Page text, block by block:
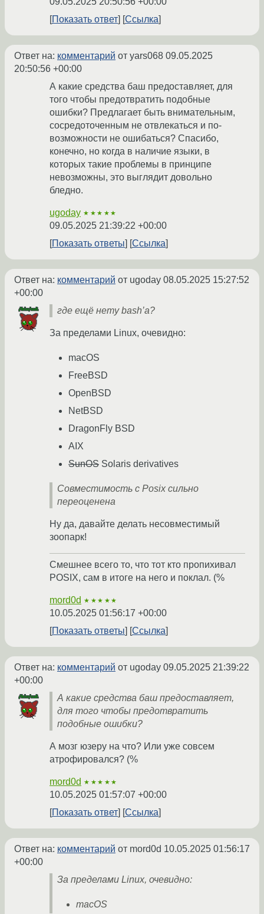
Показать ответ
Ссылка
Ответ на: комментарий от yars068 09.05.2025
20:50:56 +00:00
А какие средства баш предоставляет, для
того чтобы предотвратить подобные
ошибки? Предлагает быть внимательным,
сосредоточенным не отвлекаться и по-
возможности не ошибаться? Спасибо,
конечно, но когда в наличие языки, в
которых такие проблемы в принципе
невозможны, это выглядит довольно
бледно.
ugoday ★★★★★
09.05.2025 21:39:22 +00:00
Показать ответы
Ссылка
Ответ на: комментарий от ugoday 08.05.2025 15:27:52
+00:00
где ещё нету bash’а?
За пределами Linux, очевидно:
macOS
FreeBSD
OpenBSD
NetBSD
DragonFly BSD
AIX
SunOS Solaris derivatives
Совместимость с Posix сильно
переоценена
Ну да, давайте делать несовместимый
зоопарк!
Смешнее всего то, что тот кто пропихивал
POSIX, сам в итоге на него и поклал. (%
mord0d ★★★★★
10.05.2025 01:56:17 +00:00
Показать ответы
Ссылка
Ответ на: комментарий от ugoday 09.05.2025 21:39:22
+00:00
А какие средства баш предоставляет,
для того чтобы предотвратить
подобные ошибки?
А мозг юзеру на что? Или уже совсем
атрофировался? (%
mord0d ★★★★★
10.05.2025 01:57:07 +00:00
Показать ответ
Ссылка
Ответ на: комментарий от mord0d 10.05.2025 01:56:17
+00:00
За пределами Linux, очевидно:
macOS